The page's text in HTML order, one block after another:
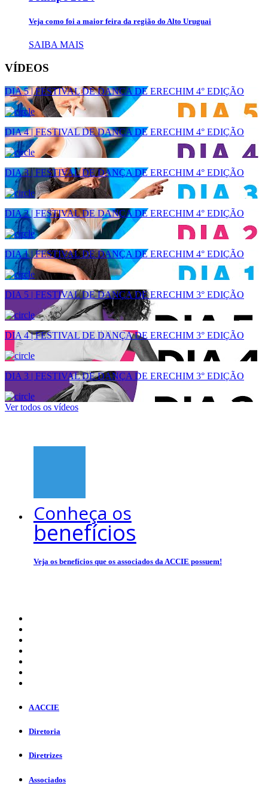
Veja como foi a maior feira da região do Alto Uruguai
SAIBA MAIS
VÍDEOS
DIA 5 | FESTIVAL DE DANÇA DE ERECHIM 4° EDIÇÃO
DIA 4 | FESTIVAL DE DANÇA DE ERECHIM 4° EDIÇÃO
DIA 3 | FESTIVAL DE DANÇA DE ERECHIM 4° EDIÇÃO
DIA 2 | FESTIVAL DE DANÇA DE ERECHIM 4° EDIÇÃO
DIA 1 | FESTIVAL DE DANÇA DE ERECHIM 4° EDIÇÃO
DIA 5 | FESTIVAL DE DANÇA DE ERECHIM 3° EDIÇÃO
DIA 4 | FESTIVAL DE DANÇA DE ERECHIM 3° EDIÇÃO
DIA 3 | FESTIVAL DE DANÇA DE ERECHIM 3° EDIÇÃO
Ver todos os vídeos
Conheça os
benefícios
Veja os benefícios que os associados da ACCIE possuem!
A ACCIE
Diretoria
Diretrizes
Associados